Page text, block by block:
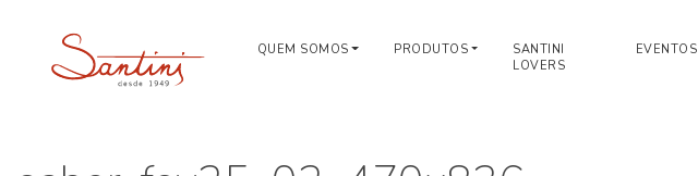
QUEM SOMOS PRODUTOS
SANTINI
LOVERS
EVENTOS